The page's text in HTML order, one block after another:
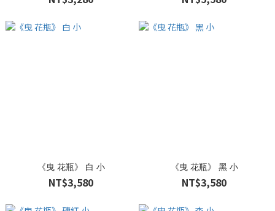
《曳 花瓶》 白 小
NT$3,580
《曳 花瓶》 黑 小
NT$3,580